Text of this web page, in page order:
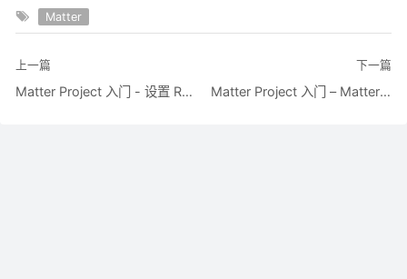
Matter
上一篇
Matter Project 入门 - 设置 Raspberry Pi 4 的先决条件
下一篇
Matter Project 入门 – Matter开发环境设置